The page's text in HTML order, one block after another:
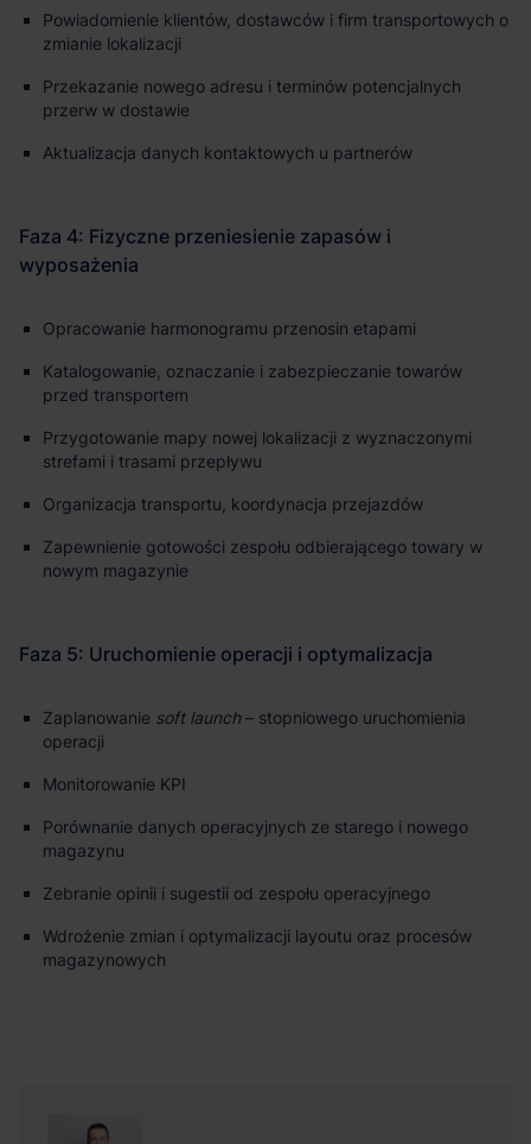
Powiadomienie klientów, dostawców i firm transportowych o
zmianie lokalizacji
Przekazanie nowego adresu i terminów potencjalnych
przerw w dostawie
Aktualizacja danych kontaktowych u partnerów
Opracowanie harmonogramu przenosin etapami
Katalogowanie, oznaczanie i zabezpieczanie towarów
przed transportem
Przygotowanie mapy nowej lokalizacji z wyznaczonymi
strefami i trasami przepływu
Organizacja transportu, koordynacja przejazdów
Zapewnienie gotowości zespołu odbierającego towary w
nowym magazynie
Zaplanowanie soft launch– stopniowego uruchomienia
operacji
Monitorowanie KPI
Porównanie danych operacyjnych ze starego i nowego
magazynu
Zebranie opinii i sugestii od zespołu operacyjnego
Wdrożenie zmian i optymalizacji layoutu oraz procesów
magazynowych